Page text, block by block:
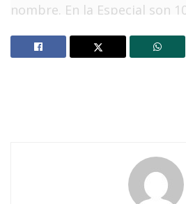
nombre. En la Especial son
la Mayor también 6. Ojalá
Ahuacatlán celebrá el día de
Buena tarde taurina en